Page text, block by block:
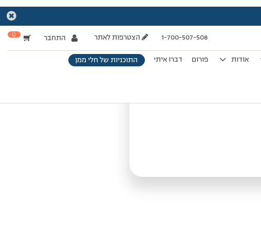
1-700-507-508 הצטרפות לאתר התחבר 0
אודות פורום דברו איתי התוכניות של חלי ממן